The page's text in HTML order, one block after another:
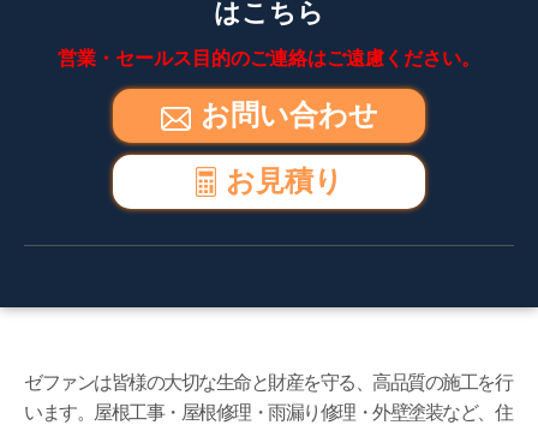
はこちら
営業・セールス目的のご連絡はご遠慮ください。
お問い合わせ
お見積り
ゼファンは皆様の大切な生命と財産を守る、高品質の施工を行
います。屋根工事・屋根修理・雨漏り修理・外壁塗装など、住